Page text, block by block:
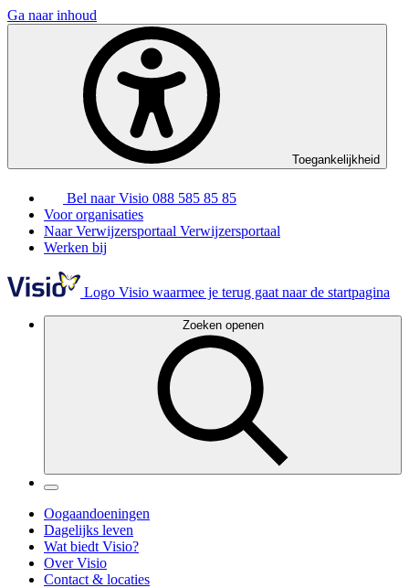
Ga naar inhoud
Toegankelijkheid
Bel naar Visio 088 585 85 85
Voor organisaties
Naar Verwijzersportaal Verwijzersportaal
Werken bij
Logo Visio waarmee je terug gaat naar de startpagina
Zoeken openen
Oogaandoeningen
Dagelijks leven
Wat biedt Visio?
Over Visio
Contact & locaties